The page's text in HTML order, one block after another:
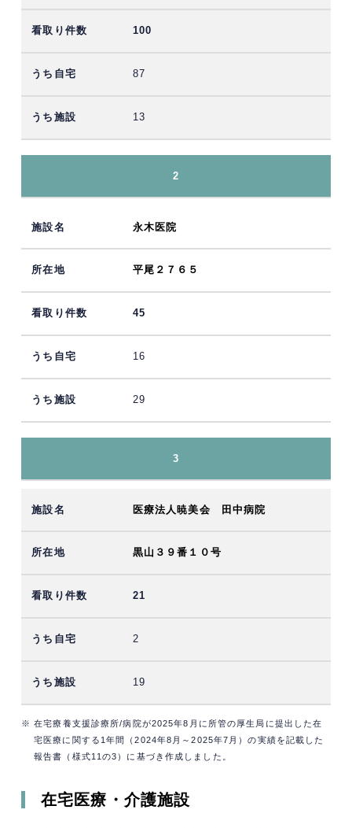
100
87
13
2
永木医院
平尾２７６５
45
16
29
3
医療法人暁美会 田中病院
黒山３９番１０号
21
2
19
※ 在宅療養支援診療所/病院が2025年8月に所管の厚生局に提出した在
宅医療に関する1年間（2024年8月～2025年7月）の実績を記載した
報告書（様式11の3）に基づき作成しました。
在宅医療・介護施設